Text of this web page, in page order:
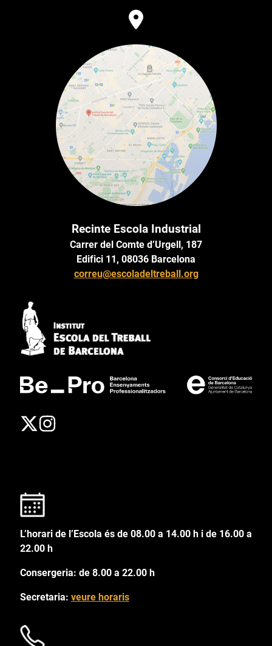
Recinte Escola Industrial
Carrer del Comte d’Urgell, 187
Edifici 11, 08036 Barcelona
correu@escoladeltreball.org
L’horari de l’Escola és de 08.00 a 14.00 h i de 16.00 a
22.00 h
Consergeria: de 8.00 a 22.00 h
Secretaria: veure horaris